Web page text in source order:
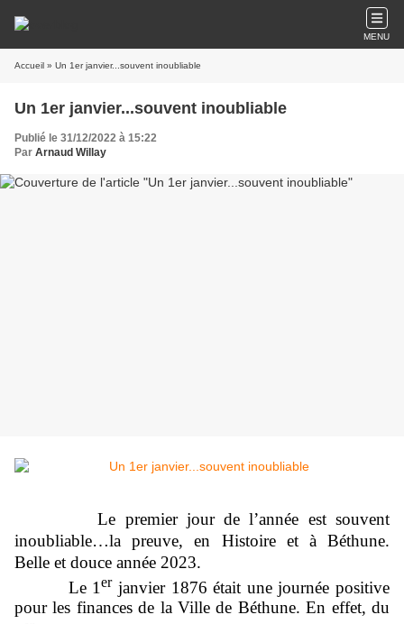
MENU
Accueil » Un 1er janvier...souvent inoubliable
Un 1er janvier...souvent inoubliable
Publié le 31/12/2022 à 15:22
Par Arnaud Willay
Le premier jour de l’année est souvent
inoubliable…la preuve, en Histoire et à Béthune.
Belle et douce année 2023.
Le 1erjanvier 1876 était une journée positive
pour les finances de la Ville de Béthune. En effet, du